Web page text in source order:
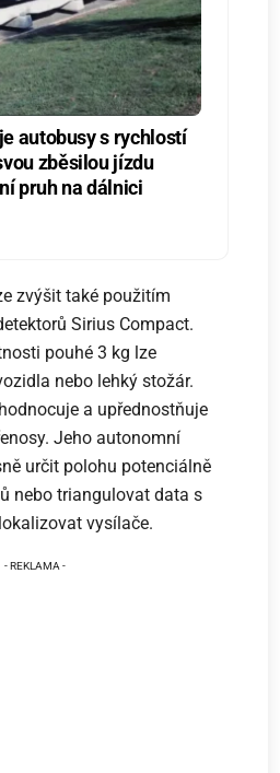
autobusy s rychlostí
zběsilou jízdu
pruh na dálnici
zvýšit také použitím
Sirius Compact.
pouhé 3 kg lze
nebo lehký stožár.
a upřednostňuje
Jeho autonomní
určit polohu potenciálně
nebo triangulovat data s
vysílače.